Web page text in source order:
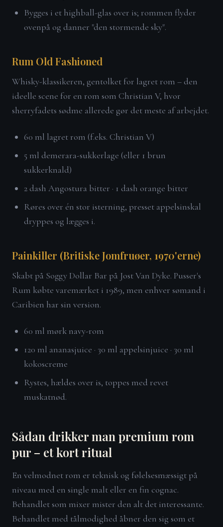
Bygges i et highball-glas over is; rommen flyder
ovenpå og danner "den stormende sky".
Rum Old Fashioned
Whisky-klassikeren, gentolket for lagret rom – den
ideelle scene for en rom som Christian V, hvor
sherryfadets sødme allerede gør det meste af arbejdet.
60 ml lagret rom (f.eks. Christian V)
5 ml demerara-sukkerlage (eller 1 brun
sukkerknald)
2 dash Angostura bitter · 1 dash orange bitter
Røres over én stor isterning, presset appelsinskal
dryppes og lægges i.
Painkiller (Britiske Jomfruøer, 1970'erne)
Skabt på Soggy Dollar Bar på Jost Van Dyke. Pusser's
Rum købte varemærket i 1989, men enhver sømand i
Caribien har sin version.
60 ml mørk navy-rom
120 ml ananasjuice · 30 ml appelsinjuice · 30 ml
kokoscreme
Rystes, hældes over is, toppes med revet
muskatnød.
Sådan drikker man premium rom
pur – et kort ritual
En velmodnet rom er teknisk og følelsesmæssigt på
niveau med en single malt eller en fin cognac.
Behandlet som mixer mister den alt det interessante.
Behandlet med tålmodighed åbner den sig som et